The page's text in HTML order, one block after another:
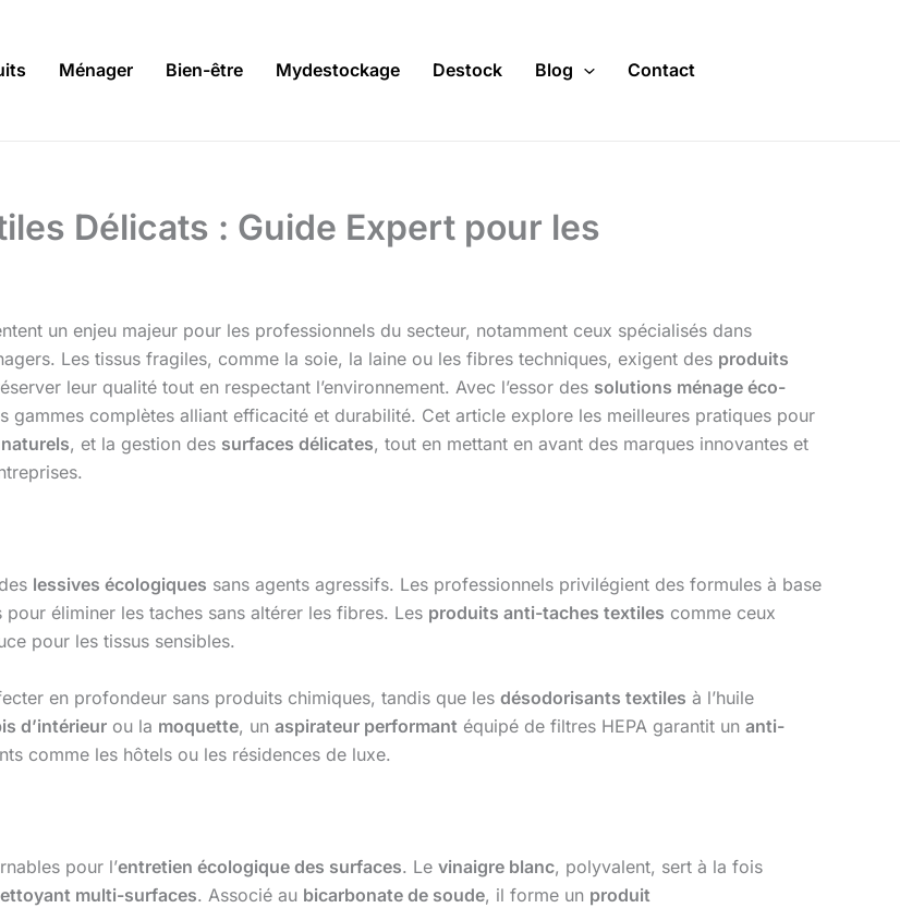
Ménager Bien-être Mydestockage Destock Blog Contact
Délicats : Guide Expert pour les
un enjeu majeur pour les professionnels du secteur, notamment ceux spécialisés dans
Les tissus fragiles, comme la soie, la laine ou les fibres techniques, exigent des produits
leur qualité tout en respectant l’environnement. Avec l’essor des solutions ménage éco-
gammes complètes alliant efficacité et durabilité. Cet article explore les meilleures pratiques pour
, et la gestion des surfaces délicates, tout en mettant en avant des marques innovantes et
lessives écologiques sans agents agressifs. Les professionnels privilégient des formules à base
pour éliminer les taches sans altérer les fibres. Les produits anti-taches textiles comme ceux
pour les tissus sensibles.
en profondeur sans produits chimiques, tandis que les désodorisants textiles à l’huile
d’intérieur ou la moquette, un aspirateur performant équipé de filtres HEPA garantit un anti-
comme les hôtels ou les résidences de luxe.
pour l’entretien écologique des surfaces. Le vinaigre blanc, polyvalent, sert à la fois
multi-surfaces. Associé au bicarbonate de soude, il forme un produit